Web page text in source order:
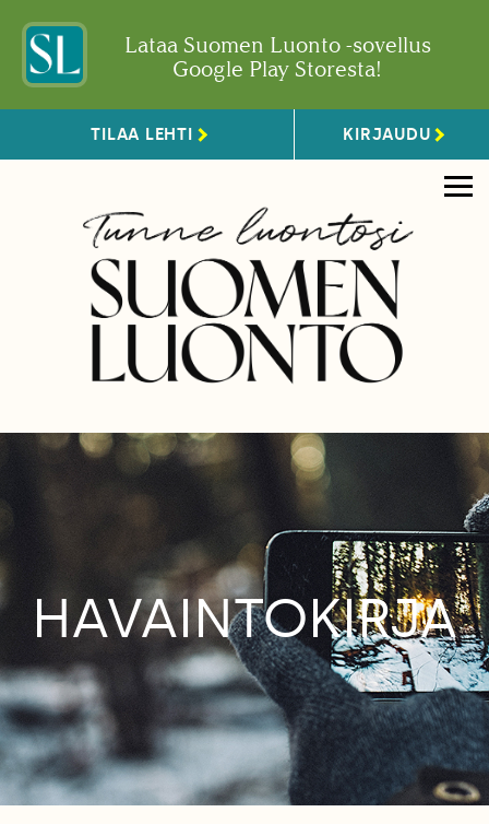
Lataa Suomen Luonto -sovellus
Google Play Storesta!
TILAA LEHTI KIRJAUDU
HAVAINTOKIRJA